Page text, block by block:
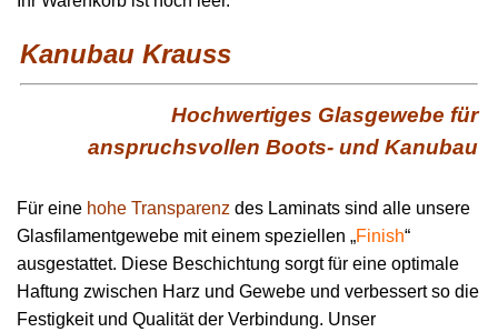
Kanubau Krauss
Hochwertiges Glasgewebe für
anspruchsvollen Boots- und Kanubau
Für eine hohe Transparenz des Laminats sind alle unsere
Glasfilamentgewebe mit einem speziellen „Finish“
ausgestattet. Diese Beschichtung sorgt für eine optimale
Haftung zwischen Harz und Gewebe und verbessert so die
Festigkeit und Qualität der Verbindung. Unser